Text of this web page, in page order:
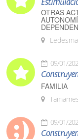
OTRAS
Ledesma
09/01/
FAMILIA
09/01/